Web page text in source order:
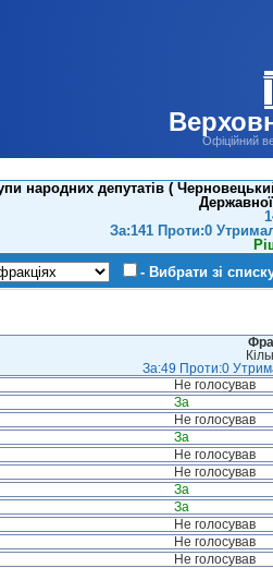
Офіційний
народних депутатів (
За:141 Проти:0
- Вибрати зі
За:49 Проти:0
Не голосував
За
Не голосував
За
Не голосував
Не голосував
За
За
Не голосував
Не голосував
Не голосував